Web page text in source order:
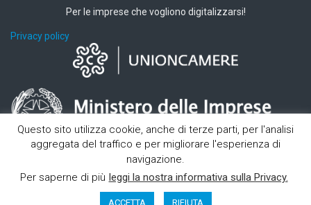
Per le imprese che vogliono digitalizzarsi!
Privacy policy
Questo sito utilizza cookie, anche di terze parti, per l'analisi
aggregata del traffico e per migliorare l'esperienza di
navigazione.
Per saperne di più leggi la nostra informativa sulla Privacy.
ACCETTA RIFIUTA